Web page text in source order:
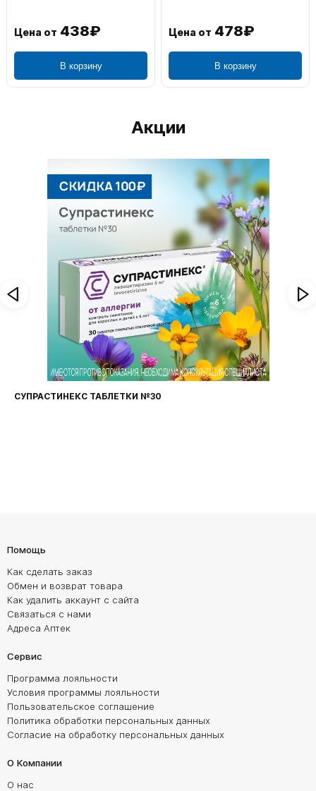
478₽ 1 106₽
Акции
№30
Помощь
Как сделать заказ
Обмен и возврат товара
Как удалить аккаунт с сайта
Связаться с нами
Адреса Аптек
Сервис
Программа лояльности
Условия программы лояльности
Пользовательское соглашение
Политика обработки персональных данных
Согласие на обработку персональных данных
О Компании
О нас